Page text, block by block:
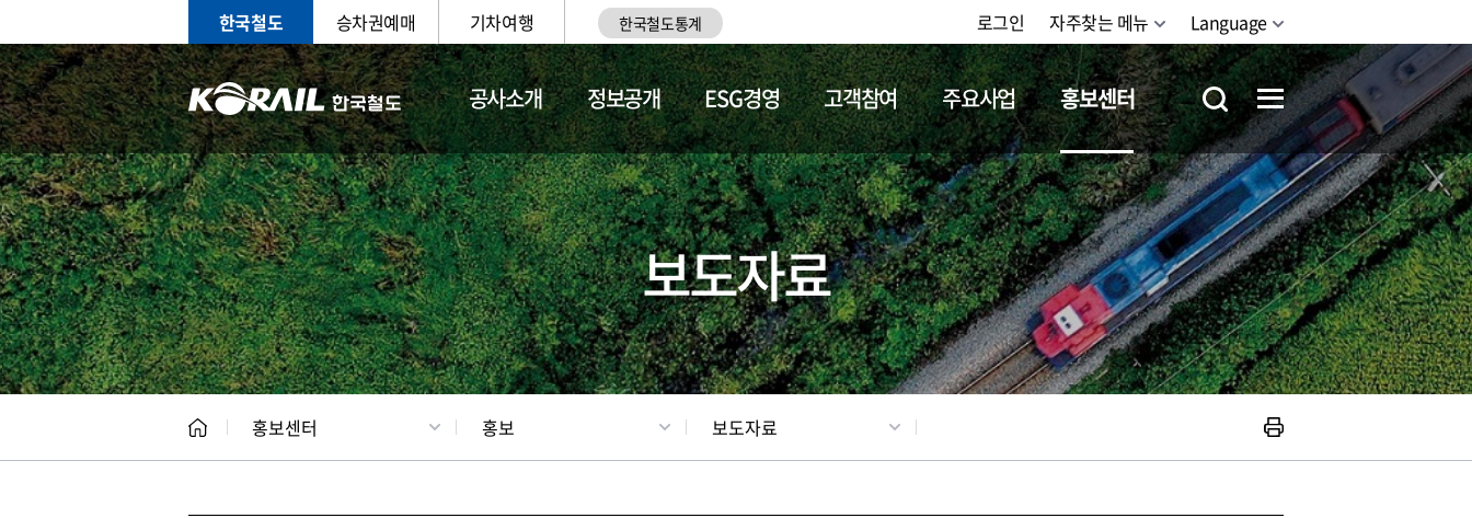
한국철도 승차권예매 기차여행 한국철도통계 로그인 자주찾는 메뉴 Language
공사소개 정보공개 ESG경영 고객참여 주요사업 홍보센터
홍보 문화사업 갤러리 기차소개 철도체험
보도자료
홍보센터 홍보 보도자료